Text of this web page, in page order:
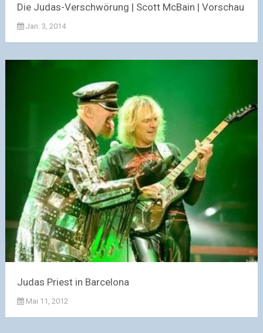
Die Judas-Verschwörung | Scott McBain | Vorschau
Jan. 3, 2014
Judas Priest in Barcelona
Mai 11, 2012